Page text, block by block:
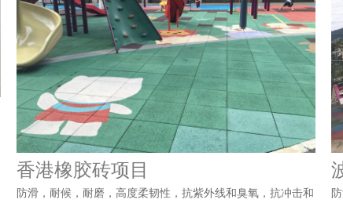
香港橡胶砖项目
防滑，耐候，耐磨，高度柔韧性，抗紫外线和臭氧，抗冲击和